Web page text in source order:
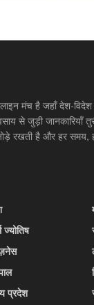
मंच है जहाँ देश-विदेश
से जुड़ी जानकारियाँ
रखती है और हर समय,
ज्योतिष
प्रदेश